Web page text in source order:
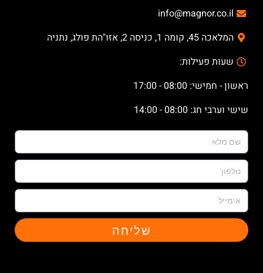
info@magnor.co.il
המלאכה 45, קומה 1, כניסה 2, אזו"הת פולג, נתניה
שעות פעילות:
ראשון - חמישי: 08:00 - 17:00
שישי וערבי חג: 08:00 - 14:00
שליחה